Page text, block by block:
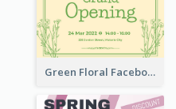
Green Floral Facebook Post About Grand Opening